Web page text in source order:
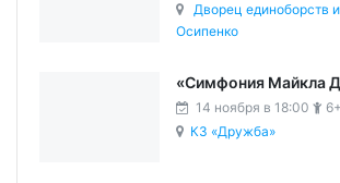
Дворец единоборств
Осипенко
«Симфония Майкла
14 ноября в 18:00
6+
КЗ «Дружба»